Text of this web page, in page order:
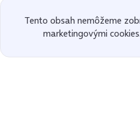
Tento obsah nemôžeme
marketingovými